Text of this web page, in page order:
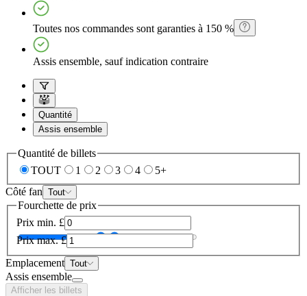
Toutes nos commandes sont garanties à 150 %
Assis ensemble, sauf indication contraire
Quantité
Assis ensemble
Quantité de billets
TOUT
1 2 3 4
5+
Côté fan Tout
Fourchette de prix
Prix min. £
Prix max. £
Emplacement Tout
Assis ensemble
Afficher les billets